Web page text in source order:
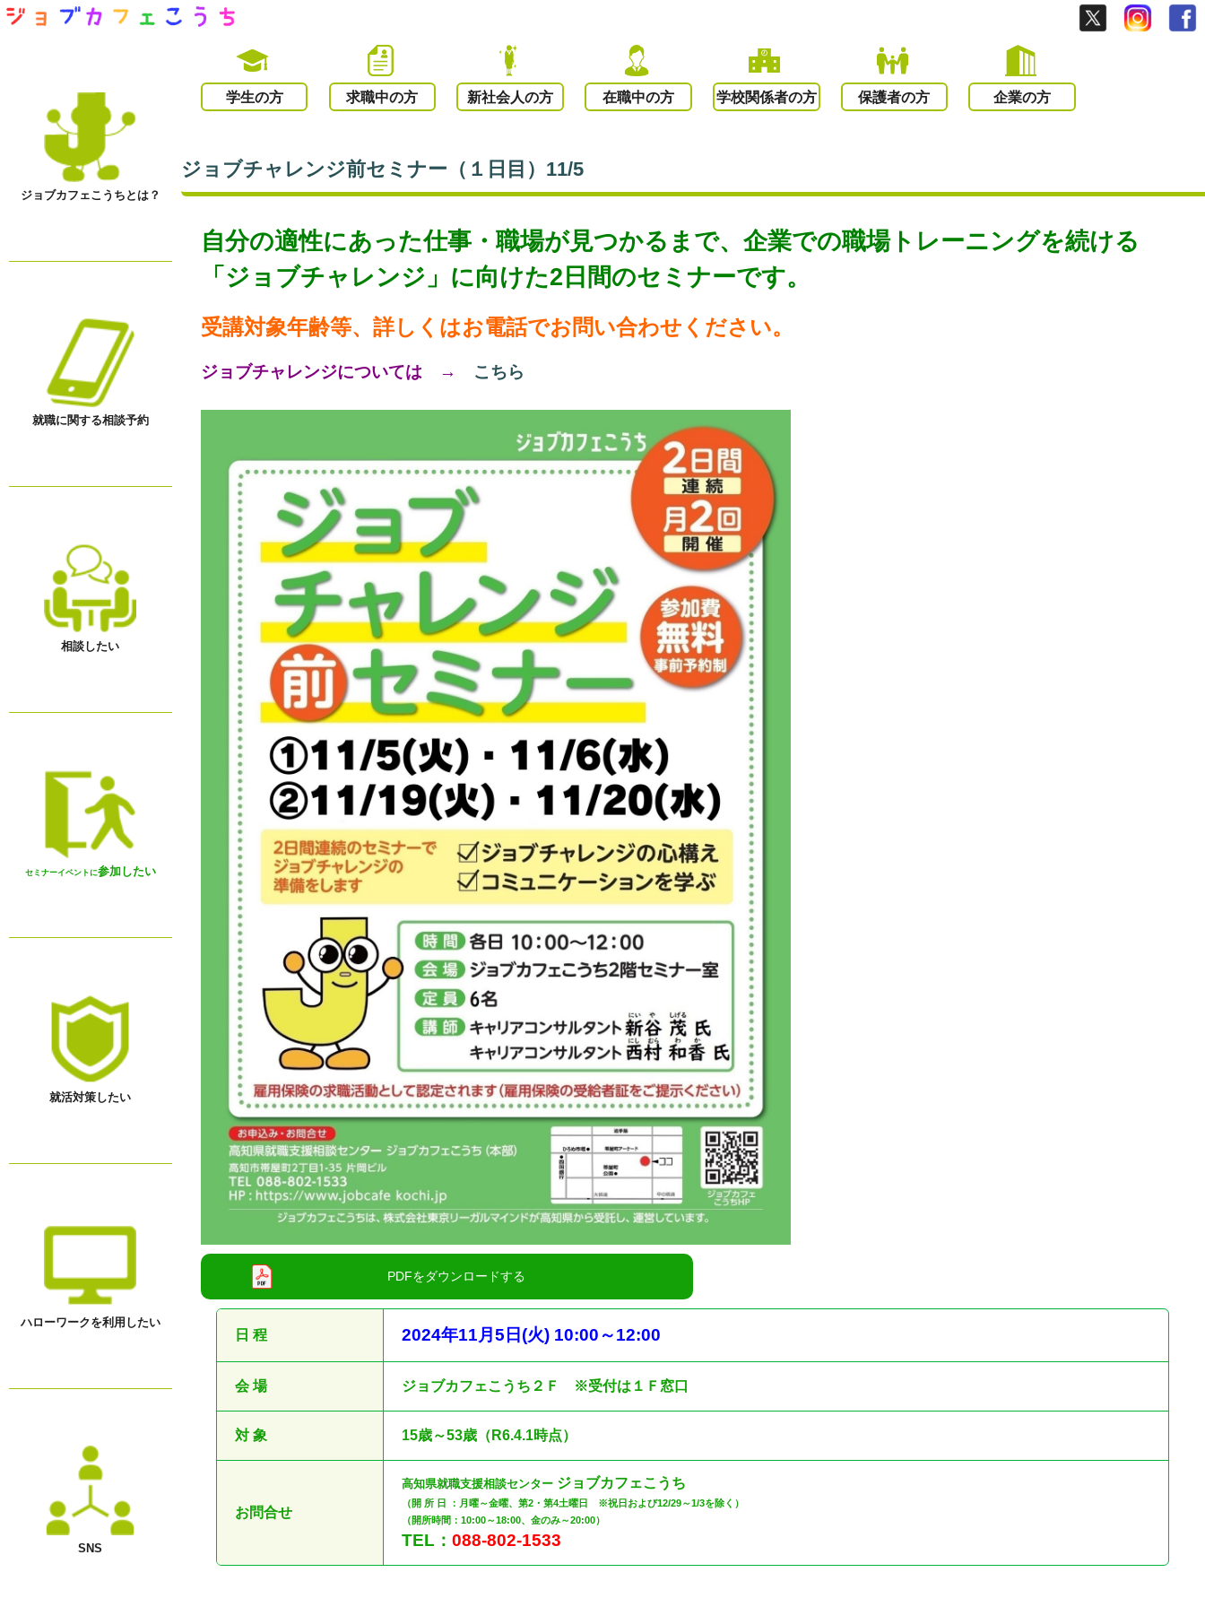
学生の方 求職中の方 新社会人の方 在職中の方 学校関係者の方 保護者の方 企業の方
ジョブカフェこうちとは？
就職に関する相談予約
相談したい
セミナーイベントに参加したい
就活対策したい
ハローワークを利用したい
SNS
ジョブチャレンジ前セミナー（１日目）11/5
自分の適性にあった仕事・職場が見つかるまで、企業での職場トレーニングを続ける
「ジョブチャレンジ」に向けた2 日間のセミナーです。
受講対象年齢等、詳しくはお電話でお問い合わせください。
ジョブチャレンジについては → こちら
日 程 2024年11月5 日 (火) 10:00 ～12:00
会 場 ジョブカフェこうち２Ｆ ※受付は１Ｆ窓口
対 象 15歳～53歳（R6.4.1時点）
お問合せ
高知県就職支援相談センター ジョブカフェこうち
（開 所 日 ：月曜～金曜、第2・第4土曜日 ※祝日および12/29～1/3を除く）
（開所時間：10:00～18:00、金のみ～20:00）
TEL：088-802-1533